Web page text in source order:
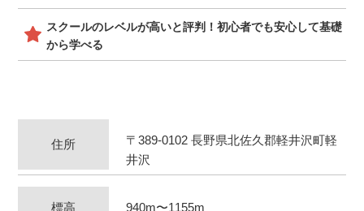
スクールのレベルが高いと評判！初心者でも安心して基礎
から学べる
住所
〒389-0102 長野県北佐久郡軽井沢町軽
井沢
標高 940m〜1155m